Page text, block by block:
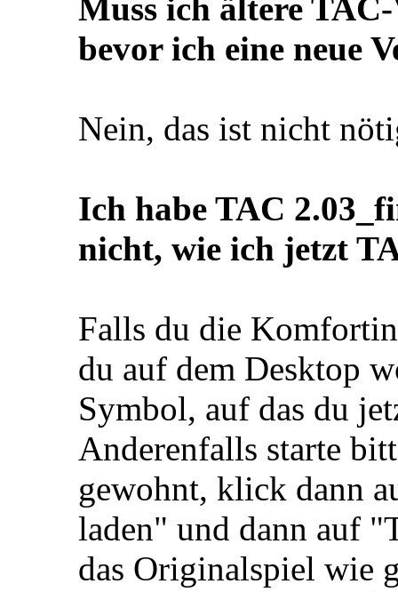
Muss ich ältere
bevor ich eine neue
Nein, das ist nicht
Ich habe TAC
nicht, wie ich jetzt
Falls du die
du auf dem Desktop
Symbol, auf das du
Anderenfalls starte
gewohnt, klick dann
laden" und dann auf
das Originalspiel wie